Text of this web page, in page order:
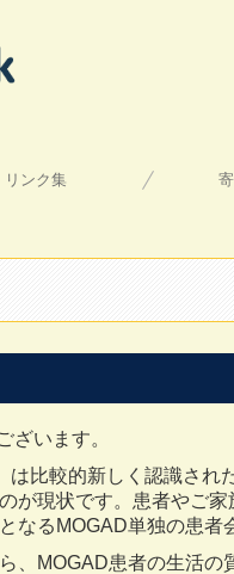
リンク集
います。
比較的新しく認識され
が現状です。患者やご
るMOGAD単独の患者
、MOGAD患者の生活の